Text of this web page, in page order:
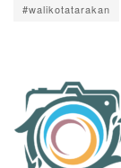
#walikotatarakan